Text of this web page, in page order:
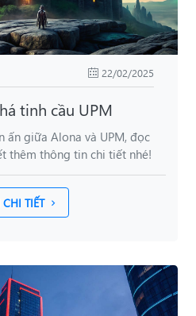
22/02/2025
tinh cầu UPM
ấn giữa Alona và UPM, đọc
thêm thông tin chi tiết nhé!
TIẾT